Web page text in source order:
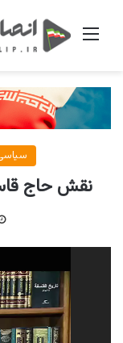
منو
نقش حاج
نمایشگر